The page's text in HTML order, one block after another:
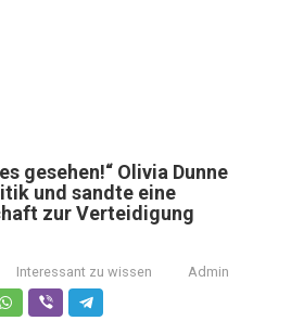
gesehen!“ Olivia Dunne
und sandte eine
zur Verteidigung
Interessant zu wissen Admin